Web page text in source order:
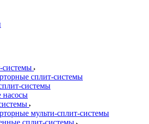
системы
сплит-системы
системы
насосы
мульти-сплит-системы
сплит-системы